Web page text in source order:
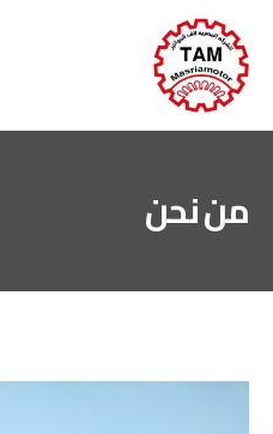
من نحن